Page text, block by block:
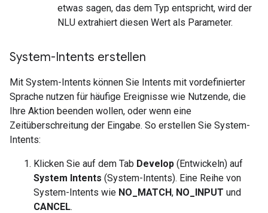
etwas sagen, das dem Typ entspricht, wird der
NLU extrahiert diesen Wert als Parameter.
System-Intents erstellen
Mit System-Intents können Sie Intents mit vordefinierter
Sprache nutzen für häufige Ereignisse wie Nutzende, die
Ihre Aktion beenden wollen, oder wenn eine
Zeitüberschreitung der Eingabe. So erstellen Sie System-
Intents:
Klicken Sie auf dem Tab Develop (Entwickeln) auf
System Intents (System-Intents). Eine Reihe von
System-Intents wie NO_MATCH, NO_INPUT und
CANCEL.